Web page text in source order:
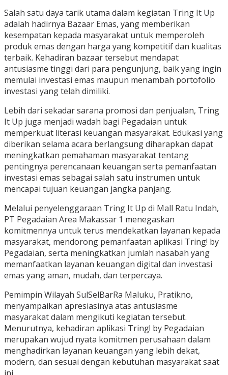
Salah satu daya tarik utama dalam kegiatan Tring It Up
adalah hadirnya Bazaar Emas, yang memberikan
kesempatan kepada masyarakat untuk memperoleh
produk emas dengan harga yang kompetitif dan kualitas
terbaik. Kehadiran bazaar tersebut mendapat
antusiasme tinggi dari para pengunjung, baik yang ingin
memulai investasi emas maupun menambah portofolio
investasi yang telah dimiliki.
Lebih dari sekadar sarana promosi dan penjualan, Tring
It Up juga menjadi wadah bagi Pegadaian untuk
memperkuat literasi keuangan masyarakat. Edukasi yang
diberikan selama acara berlangsung diharapkan dapat
meningkatkan pemahaman masyarakat tentang
pentingnya perencanaan keuangan serta pemanfaatan
investasi emas sebagai salah satu instrumen untuk
mencapai tujuan keuangan jangka panjang.
Melalui penyelenggaraan Tring It Up di Mall Ratu Indah,
PT Pegadaian Area Makassar 1 menegaskan
komitmennya untuk terus mendekatkan layanan kepada
masyarakat, mendorong pemanfaatan aplikasi Tring! by
Pegadaian, serta meningkatkan jumlah nasabah yang
memanfaatkan layanan keuangan digital dan investasi
emas yang aman, mudah, dan terpercaya.
Pemimpin Wilayah SulSelBarRa Maluku, Pratikno,
menyampaikan apresiasinya atas antusiasme
masyarakat dalam mengikuti kegiatan tersebut.
Menurutnya, kehadiran aplikasi Tring! by Pegadaian
merupakan wujud nyata komitmen perusahaan dalam
menghadirkan layanan keuangan yang lebih dekat,
modern, dan sesuai dengan kebutuhan masyarakat saat